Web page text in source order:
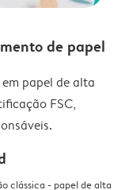
de papel
papel de alta
FSC,
clássica - papel de alta